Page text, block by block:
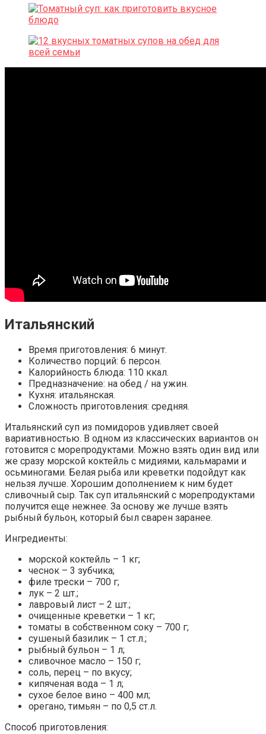
Итальянский
Время приготовления: 6 минут.
Количество порций: 6 персон.
Калорийность блюда: 110 ккал.
Предназначение: на обед / на ужин.
Кухня: итальянская.
Сложность приготовления: средняя.
Итальянский суп из помидоров удивляет своей
вариативностью. В одном из классических вариантов он
готовится с морепродуктами. Можно взять один вид или
же сразу морской коктейль с мидиями, кальмарами и
осьминогами. Белая рыба или креветки подойдут как
нельзя лучше. Хорошим дополнением к ним будет
сливочный сыр. Так суп итальянский с морепродуктами
получится еще нежнее. За основу же лучше взять
рыбный бульон, который был сварен заранее.
Ингредиенты:
морской коктейль – 1 кг;
чеснок – 3 зубчика;
филе трески – 700 г;
лук – 2 шт.;
лавровый лист – 2 шт.;
очищенные креветки – 1 кг;
томаты в собственном соку – 700 г;
сушеный базилик – 1 ст.л.;
рыбный бульон – 1 л;
сливочное масло – 150 г;
соль, перец – по вкусу;
кипяченая вода – 1 л;
сухое белое вино – 400 мл;
орегано, тимьян – по 0,5 ст.л.
Способ приготовления: